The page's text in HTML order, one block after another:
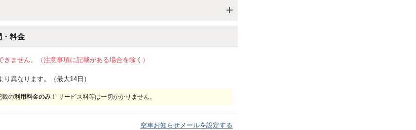
・料金
ません。（注意事項に記載がある場合を除く）
異なります。（最大14日）
載の利用料金のみ！ サービス料等は一切かかりません。
空車お知らせメールを設定する